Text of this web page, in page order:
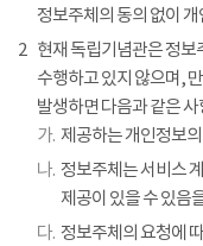
정보주체의 동의 없이
2 현재 독립기념관은 정보
수행하고 있지 않으며,
발생하면 다음과 같은
가. 제공하는 개인정보
나. 정보주체는 서비스
제공이 있을 수 있음
다. 정보주체의 요청에